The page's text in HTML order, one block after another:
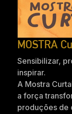
MOSTRA
Sensibilizar,
inspirar.
A Mostra
a força
produções de